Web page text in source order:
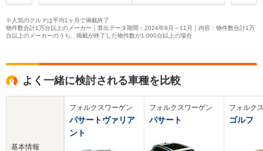
※人気のクルマは平均1ヶ月で掲載終了
物件数合計1万台以上のメーカー｜算出データ期間：2024年9月～11月｜内容：物件数合計1万
台以上のメーカーのうち、掲載が終了した物件数が1,000台以上の場合
よく一緒に検討される車種を比較
基本情報
フォルクスワーゲン
パサートヴァリア
ント
フォルクスワーゲン
パサート
フォルク
ゴルフ